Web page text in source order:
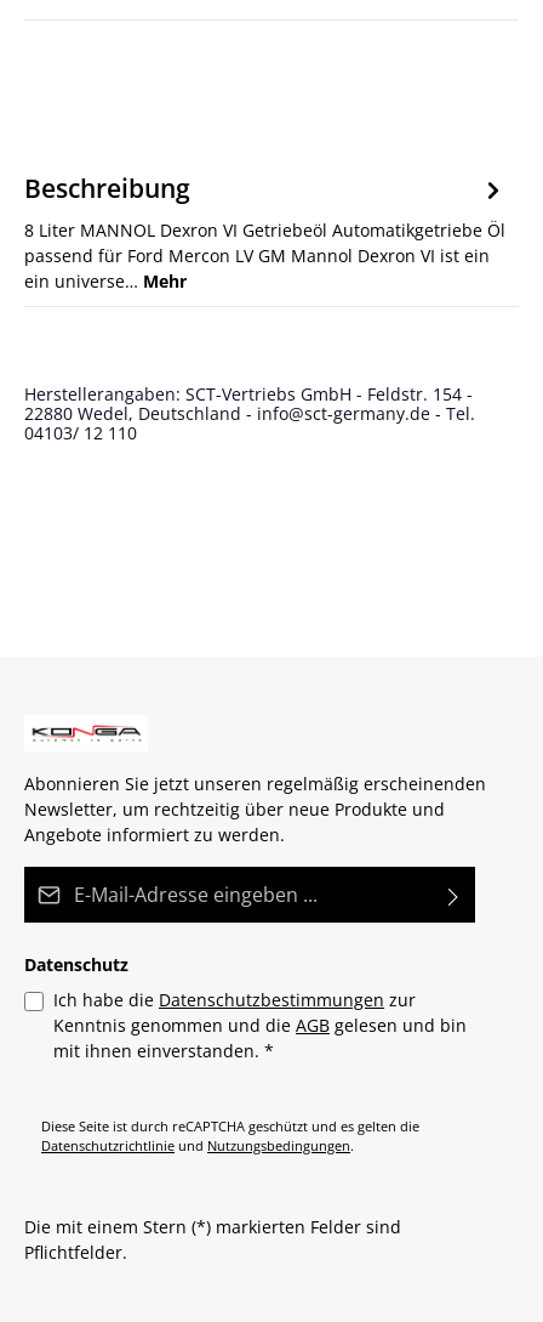
Beschreibung
8 Liter MANNOL Dexron VI Getriebeöl Automatikgetriebe Öl
passend für Ford Mercon LV GM Mannol Dexron VI ist ein
ein universe… Mehr
Herstellerangaben: SCT-Vertriebs GmbH - Feldstr. 154 -
22880 Wedel, Deutschland - info@sct-germany.de - Tel.
04103/ 12 110
Abonnieren Sie jetzt unseren regelmäßig erscheinenden
Newsletter, um rechtzeitig über neue Produkte und
Angebote informiert zu werden.
Datenschutz
Ich habe die Datenschutzbestimmungen zur
Kenntnis genommen und die AGB gelesen und bin
mit ihnen einverstanden. *
Diese Seite ist durch reCAPTCHA geschützt und es gelten die
Datenschutzrichtlinie und Nutzungsbedingungen.
Die mit einem Stern (*) markierten Felder sind
Pflichtfelder.